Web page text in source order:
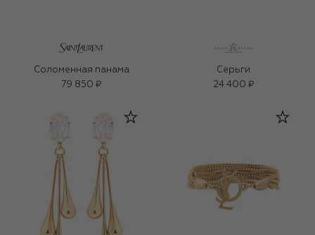
Соломенная панама
79 850 ₽
Серьги
24 400 ₽